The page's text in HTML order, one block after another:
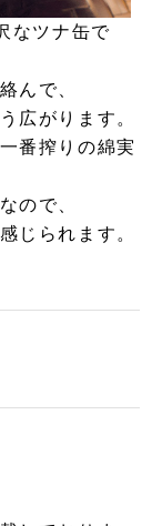
なツナ缶で
んで、
広がります。
番搾りの綿実
ので、
じられます。